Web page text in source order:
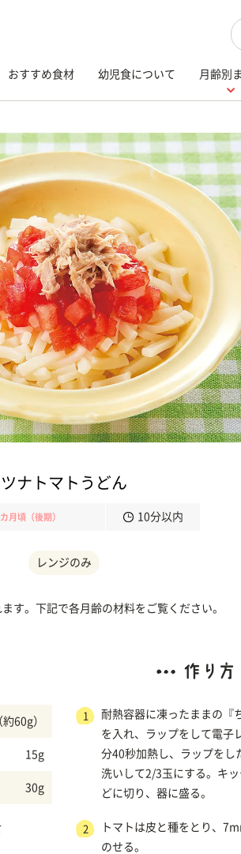
おすすめ食材 幼児食について 月齢別
ツナトマトうどん
カ月頃（後期） 10分以内
レンジのみ
す。下記で各月齢の材料をご覧ください。
60g）
15g
30g
1
耐熱容器に凍ったままの『
を入れ、ラップをして電子
分40秒加熱し、ラップをし
洗いして2/3玉にする。キ
どに切り、器に盛る。
2
トマトは皮と種をとり、
のせる。